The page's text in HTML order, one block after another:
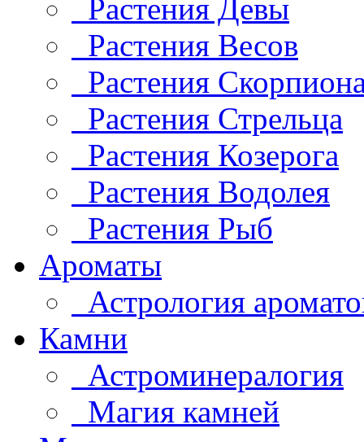
Растения Девы
Растения Весов
Растения
Растения Стрельца
Растения Козерога
Растения Водолея
Растения Рыб
Ароматы
Астрология
Камни
Астроминералогия
Магия камней